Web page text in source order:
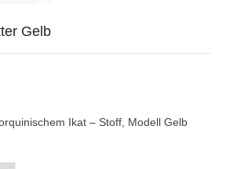
Gelb
Ikat – Stoff, Modell Gelb